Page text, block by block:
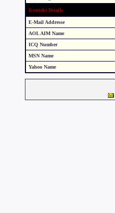
Kontakt Details
E-Mail Addresse
AOL AIM Name
ICQ Number
MSN Name
Yahoo Name